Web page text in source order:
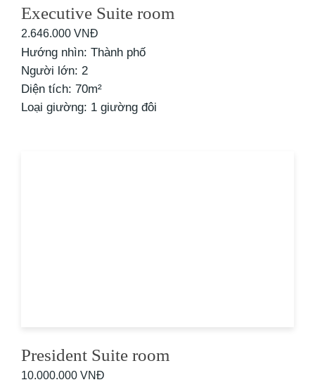
Executive Suite room
2.646.000 VNĐ
Hướng nhìn: Thành phố
Người lớn: 2
Diện tích: 70m²
Loại giường: 1 giường đôi
President Suite room
10.000.000 VNĐ